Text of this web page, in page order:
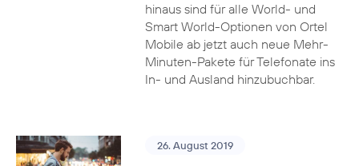
hinaus sind für alle World- und
Smart World-Optionen von Ortel
Mobile ab jetzt auch neue Mehr-
Minuten-Pakete für Telefonate ins
In- und Ausland hinzubuchbar.
26. August 2019